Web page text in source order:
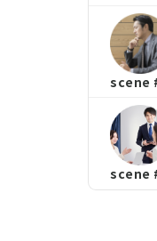
scene
scene